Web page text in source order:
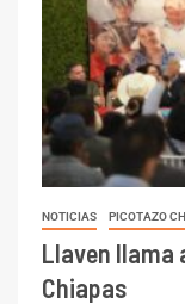
NOTICIAS PICOTAZO
Llaven llama
Chiapas